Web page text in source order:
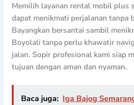
Memilih layanan rental mobil plus
dapat menikmati perjalanan tanpa
Bayangkan bersantai sambil
Boyolali tanpa perlu khawatir
jalan. Sopir profesional kami siap
tujuan dengan aman dan nyaman.
Baca juga: Iga Bajog